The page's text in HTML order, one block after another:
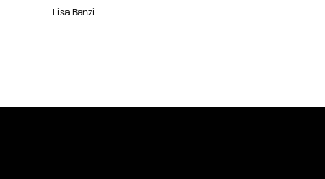
Lisa Banzi